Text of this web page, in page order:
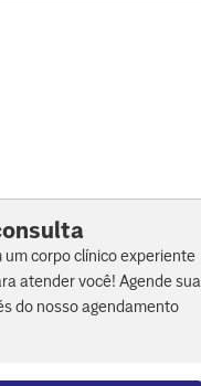
um corpo clínico experiente
atender você! Agende sua
do nosso agendamento